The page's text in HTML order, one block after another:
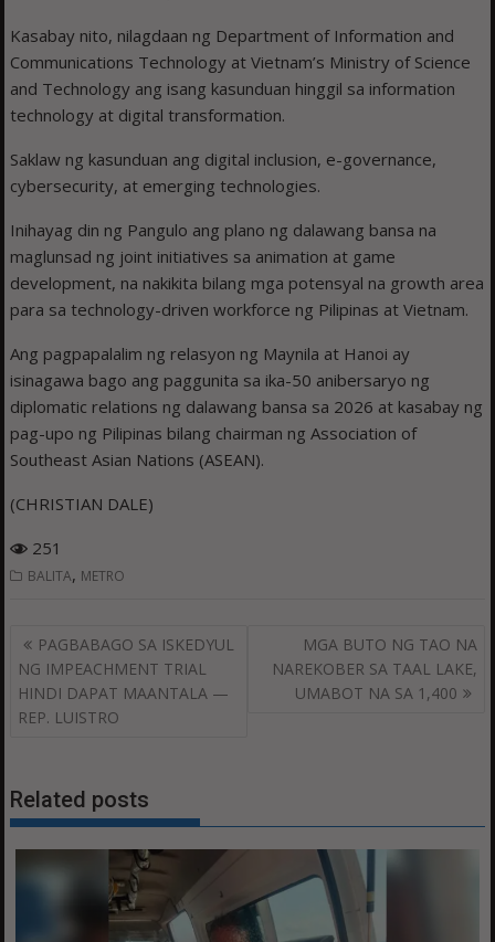
Kasabay nito, nilagdaan ng Department of Information and
Communications Technology at Vietnam’s Ministry of Science
and Technology ang isang kasunduan hinggil sa information
technology at digital transformation.
Saklaw ng kasunduan ang digital inclusion, e-governance,
cybersecurity, at emerging technologies.
Inihayag din ng Pangulo ang plano ng dalawang bansa na
maglunsad ng joint initiatives sa animation at game
development, na nakikita bilang mga potensyal na growth area
para sa technology-driven workforce ng Pilipinas at Vietnam.
Ang pagpapalalim ng relasyon ng Maynila at Hanoi ay
isinagawa bago ang paggunita sa ika-50 anibersaryo ng
diplomatic relations ng dalawang bansa sa 2026 at kasabay ng
pag-upo ng Pilipinas bilang chairman ng Association of
Southeast Asian Nations (ASEAN).
(CHRISTIAN DALE)
251
BALITA, METRO
Post
navigation
PAGBABAGO SA ISKEDYUL
NG IMPEACHMENT TRIAL
HINDI DAPAT MAANTALA —
REP. LUISTRO
MGA BUTO NG TAO NA
NAREKOBER SA TAAL LAKE,
UMABOT NA SA 1,400
Related posts